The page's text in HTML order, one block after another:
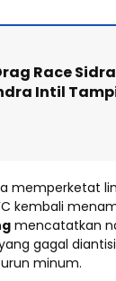
Race
Intil
memperketat
kembali
mencatatkan
gagal
minum.